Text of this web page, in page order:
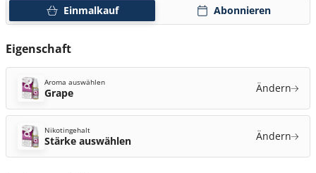
Einmalkauf Abonnieren
Eigenschaft
Aroma auswählen
Grape Ändern
Nikotingehalt
Stärke auswählen Ändern